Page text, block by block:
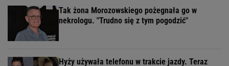
Tak żona Morozowskiego pożegnała go w
nekrologu. "Trudno się z tym pogodzić"
Hyży używała telefonu w trakcie jazdy. Teraz